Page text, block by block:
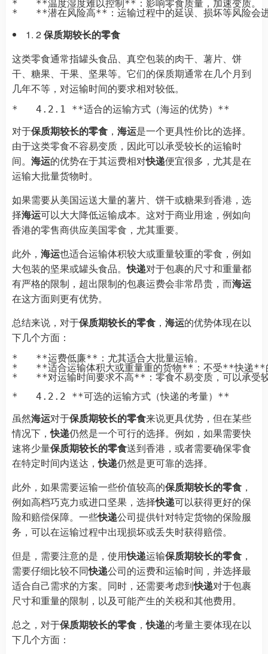
*   **温度湿度难以控制**：影响零食质量，加速变质。
2保质期较长的零食
这类零食通常指罐头食品、真空包装的肉干、薯片、饼
干、糖果、干果、坚果等。它们的保质期通常在几个月到
几年不等，对运输时间的要求相对较低。
对于保质期较长的零食 ， 海运是一个更具性价比的选择。
由于这类零食不容易变质，因此可以承受较长的运输时
间。 海运的优势在于其运费相对快递便宜很多，尤其是在
运输大批量货物时。
如果需要从美国运送大量的薯片、饼干或糖果到香港，选
择海运可以大大降低运输成本。这对于商业用途，例如向
香港的零售商供应美国零食，尤其重要。
此外， 海运也适合运输体积较大或重量较重的零食，例如
大包装的坚果或罐头食品。快递对于包裹的尺寸和重量都
有严格的限制，超出限制的包裹运费会非常昂贵，而海运
在这方面则更有优势。
总结来说，对于保质期较长的零食 ， 海运的优势体现在以
下几个方面：
*   **运费低廉**：尤其适合大批量运输。
*   **适合运输体积大或重量重的货物**：不受**快递**
*   **对运输时间要求不高**：零食不易变质，可以承受
虽然海运对于保质期较长的零食来说更具优势，但在某些
情况下，快递仍然是一个可行的选择。例如，如果需要快
速将少量保质期较长的零食送到香港，或者需要确保零食
在特定时间内送达，快递仍然是更可靠的选择。
此外，如果需要运输一些价值较高的保质期较长的零食 ，
例如高档巧克力或进口坚果，选择快递可以获得更好的保
险和赔偿保障。一些快递公司提供针对特定货物的保险服
务，可以在运输过程中出现损坏或丢失时获得赔偿。
但是，需要注意的是，使用快递运输保质期较长的零食 ，
需要仔细比较不同快递公司的运费和运输时间，并选择最
适合自己需求的方案。同时，还需要考虑到快递对于包裹
尺寸和重量的限制，以及可能产生的关税和其他费用。
总之，对于保质期较长的零食 ，快递的考量主要体现在以
下几个方面：